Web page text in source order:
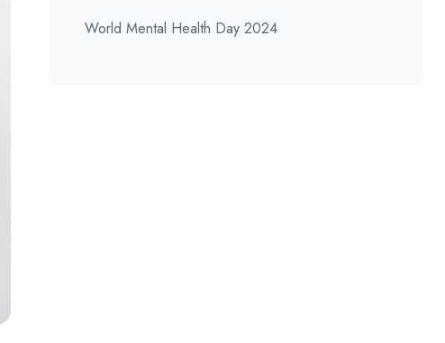
World Mental Health Day 2024